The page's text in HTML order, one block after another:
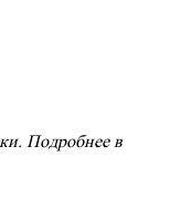
Подробнее в